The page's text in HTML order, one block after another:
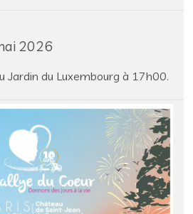
2026
Jardin du Luxembourg à 17h00.